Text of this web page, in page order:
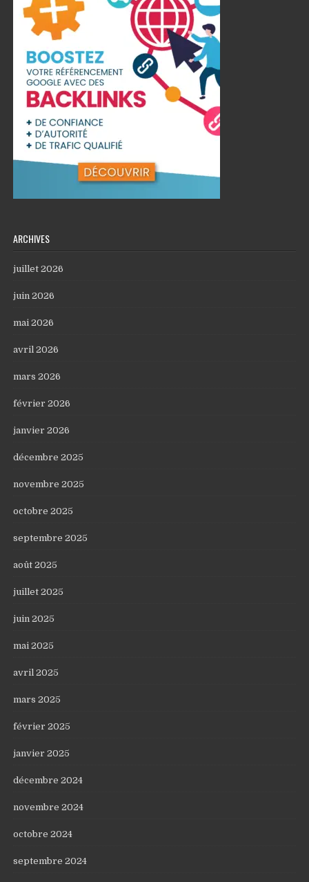
ARCHIVES
juillet 2026
juin 2026
mai 2026
avril 2026
mars 2026
février 2026
janvier 2026
décembre 2025
novembre 2025
octobre 2025
septembre 2025
août 2025
juillet 2025
juin 2025
mai 2025
avril 2025
mars 2025
février 2025
janvier 2025
décembre 2024
novembre 2024
octobre 2024
septembre 2024